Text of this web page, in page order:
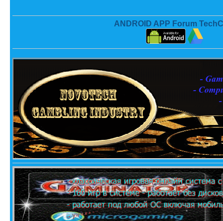
ANDROID APP Forum